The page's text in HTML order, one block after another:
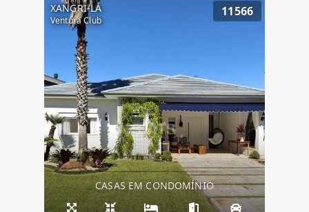
XANGRI-LÁ
Ventura Club
11566
CASAS EM CONDOMÍNIO